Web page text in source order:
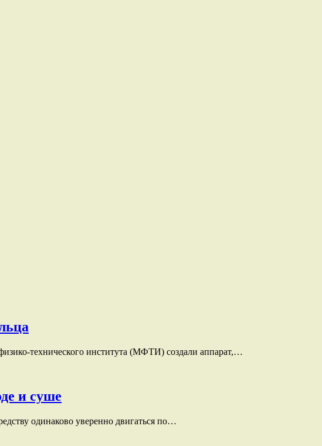
технического института (МФТИ) создали аппарат,…
и суше
одинаково уверенно двигаться по…